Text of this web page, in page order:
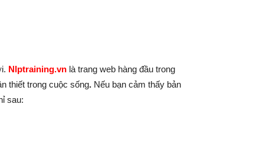
Nlptraining.vn là trang web hàng đầu trong
thiết trong cuộc sống. Nếu bạn cảm thấy bản
sau: